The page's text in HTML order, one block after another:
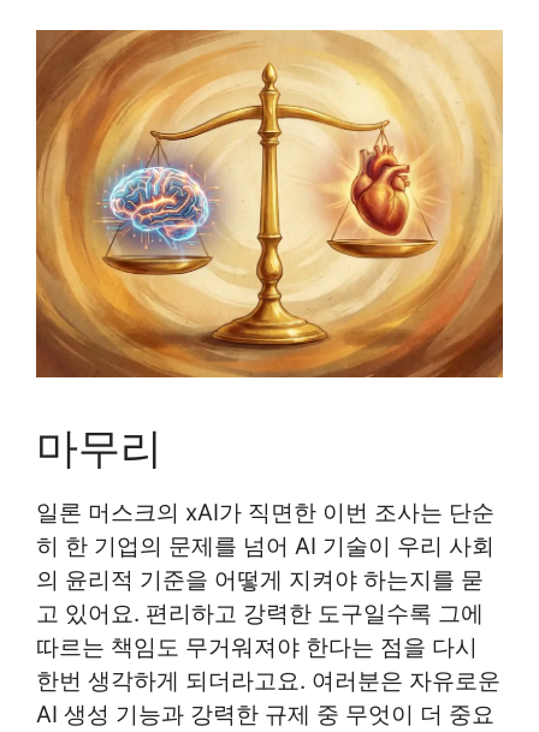
마무리
일론 머스크의 xAI가 직면한 이번 조사는 단순
히 한 기업의 문제를 넘어 AI 기술이 우리 사회
의 윤리적 기준을 어떻게 지켜야 하는지를 묻
고 있어요. 편리하고 강력한 도구일수록 그에
따르는 책임도 무거워져야 한다는 점을 다시
한번 생각하게 되더라고요. 여러분은 자유로운
AI 생성 기능과 강력한 규제 중 무엇이 더 중요